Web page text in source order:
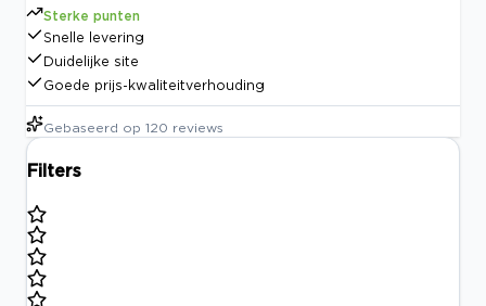
Sterke punten
Snelle levering
Duidelijke site
Goede prijs-kwaliteitverhouding
Gebaseerd op 120 reviews
Filters